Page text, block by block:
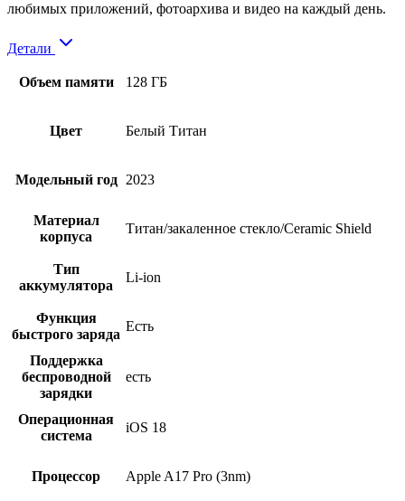
любимых приложений, фотоархива и видео на каждый день.
Детали
Объем памяти 128 ГБ
Цвет Белый Титан
Модельный год 2023
Материал
корпуса
Титан/закаленное стекло/Ceramic Shield
Тип
аккумулятора
Li-ion
Функция
быстрого заряда
Есть
Поддержка
беспроводной
зарядки
есть
Операционная
система
iOS 18
Процессор Apple A17 Pro (3nm)